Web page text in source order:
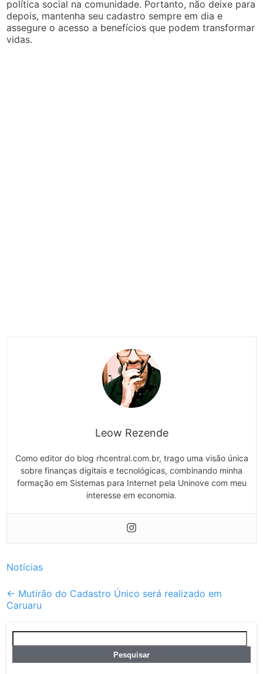
política social na comunidade. Portanto, não deixe para
depois, mantenha seu cadastro sempre em dia e
assegure o acesso a benefícios que podem transformar
vidas.
Leow Rezende
Como editor do blog rhcentral.com.br, trago uma visão única
sobre finanças digitais e tecnológicas, combinando minha
formação em Sistemas para Internet pela Uninove com meu
interesse em economia.
Notícias
Post
navigation
← Mutirão do Cadastro Único será realizado em
Caruaru
por: